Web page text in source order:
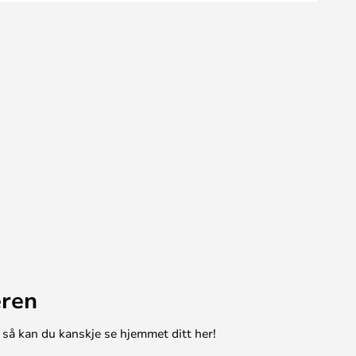
kan du kanskje se hjemmet ditt her!